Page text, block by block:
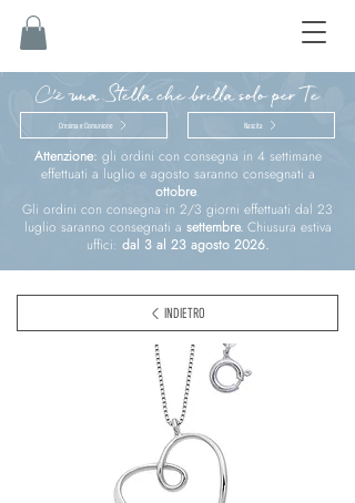
C'è una Stella che brilla solo per Te
Cresima e Comunione Nascita
Attenzione: gli ordini con consegna in 4 settimane
effettuati a luglio e agosto saranno consegnati a
ottobre.
Gli ordini con consegna in 2/3 giorni effettuati dal 23
luglio saranno consegnati a settembre.Chiusura estiva
uffici: dal 3 al 23 agosto 2026.
INDIETRO